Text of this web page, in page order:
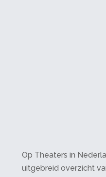
Op Theaters in
uitgebreid overzicht